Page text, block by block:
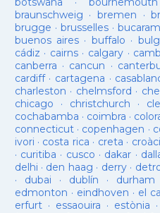
braunschweig · bremen ·
brugge · brusselles·
buenos aires· buffalo ·
cádiz · cairns· calgary ·
canberra · cancun ·
cardiff· cartagena ·
charleston · chelmsford ·
chicago · christchurch ·
cochabamba · coimbra ·
connecticut· copenhagen ·
ivori · costa rica · creta ·
· curitiba · cusco · dakar ·
delhi · den haag · derry·
· dubai · dublín · durham
edmonton · eindhoven · el
erfurt· essaouira · estònia ·